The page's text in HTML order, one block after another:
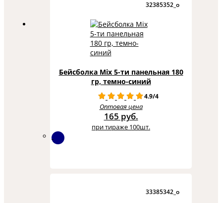
32385352_o
Бейсболка Mix 5-ти панельная 180
гр, темно-синий
4.9/4
Оптовая цена
165 руб.
при тираже 100шт.
33385342_o